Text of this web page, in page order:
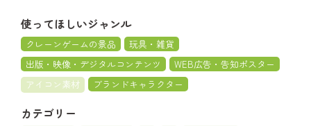
使ってほしいジャンル
クレーンゲームの景品
玩具・雑貨
出版・映像・デジタルコンテンツ
WEB広告・告知ポスター
アイコン素材
ブランドキャラクター
カテゴリー